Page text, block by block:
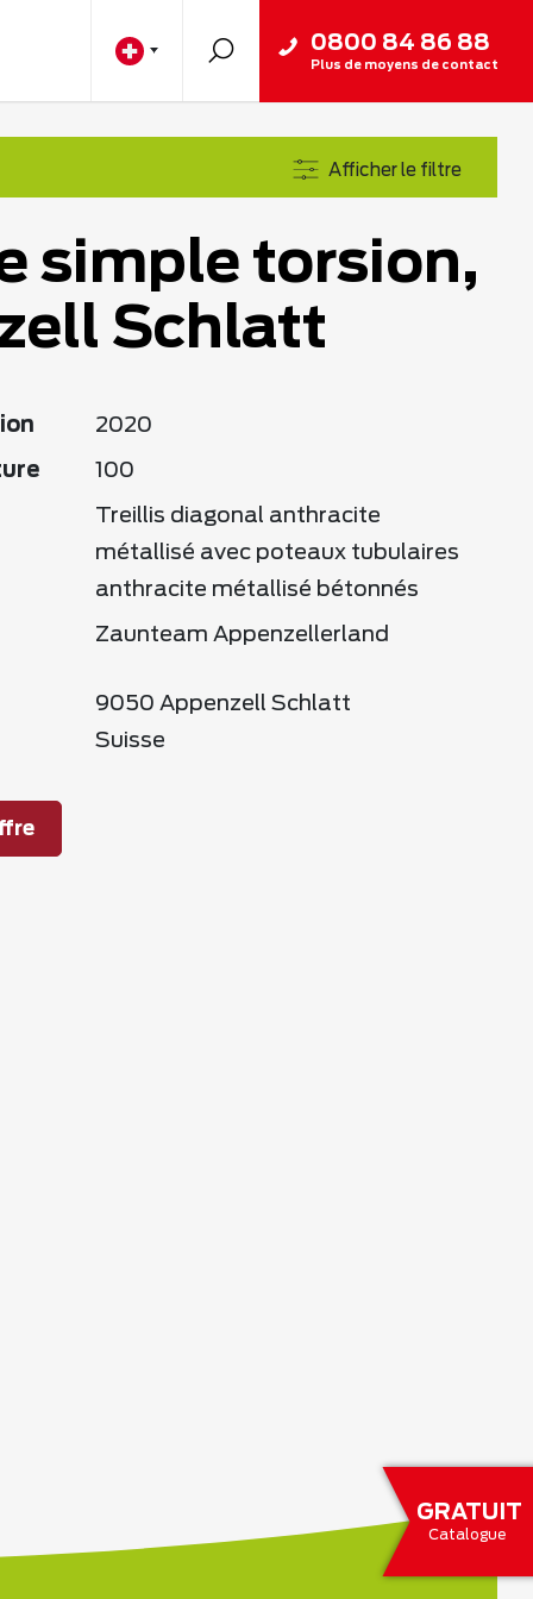
GRATUIT
Catalogue
0800 84 86 88
Plus de moyens de contact
Afficher le filtre
simple torsion,
Schlatt
2020
100
Treillis diagonal anthracite
métallisé avec poteaux tubulaires
anthracite métallisé bétonnés
Zaunteam Appenzellerland
9050 Appenzell Schlatt
Suisse